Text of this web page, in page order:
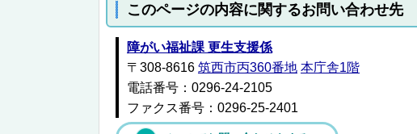
このページの内容に関するお問い合わせ先
障がい福祉課 更生支援係
〒308-8616 筑西市丙360番地 本庁舎1階
電話番号：0296-24-2105
ファクス番号：0296-25-2401